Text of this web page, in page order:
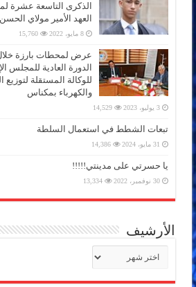
الذكرى التاسعة عشرة
العهد الأمير مولاي الحسن
8 مايو، 2022 15,760
عرض لمحطات بارزة
الدورة العادية للمجلس
للوكالة المستقلة لتوزيع
والكهرباء بمكناس
3 يوليو، 2023 14,529
تبعات الشطط في استعمال السلطة
31 مايو، 2024 14,386
يا حسرتي على مدينتي!!!!!
30 نوفمبر، 2022 13,334
الأرشيف